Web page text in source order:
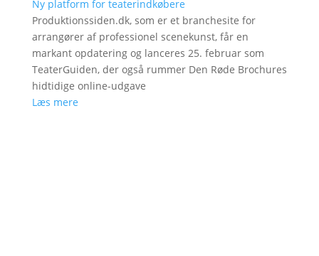
Ny platform for teaterindkøbere
Produktionssiden.dk, som er et branchesite for
arrangører af professionel scenekunst, får en
markant opdatering og lanceres 25. februar som
TeaterGuiden, der også rummer Den Røde Brochures
hidtidige online-udgave
Læs mere